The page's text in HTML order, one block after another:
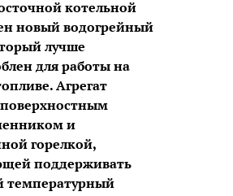
котельной
новый водогрейный
лучше
для работы на
Агрегат
и
горелкой,
поддерживать
температурный